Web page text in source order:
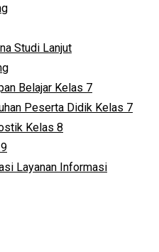
Studi Lanjut
Belajar Kelas 7
Peserta Didik Kelas 7
Kelas 8
Layanan Informasi